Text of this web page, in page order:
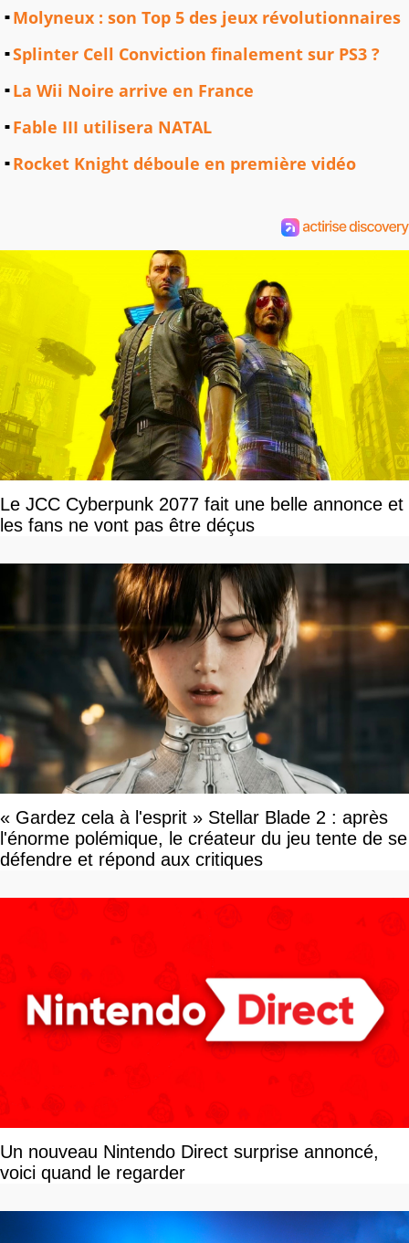
Molyneux : son Top 5 des jeux révolutionnaires
Splinter Cell Conviction finalement sur PS3 ?
La Wii Noire arrive en France
Fable III utilisera NATAL
Rocket Knight déboule en première vidéo
Le JCC Cyberpunk 2077 fait une belle annonce et
les fans ne vont pas être déçus
« Gardez cela à l'esprit » Stellar Blade 2 : après
l'énorme polémique, le créateur du jeu tente de se
défendre et répond aux critiques
Un nouveau Nintendo Direct surprise annoncé,
voici quand le regarder